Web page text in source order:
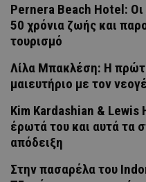
Pernera Beach Hotel:
50 χρόνια ζωής και
τουρισμό
Λίλα Μπακλέση: Η
μαιευτήριο με τον
Kim Kardashian & Lewis
έρωτά του και αυτά τα
απόδειξη
Στην πασαρέλα του